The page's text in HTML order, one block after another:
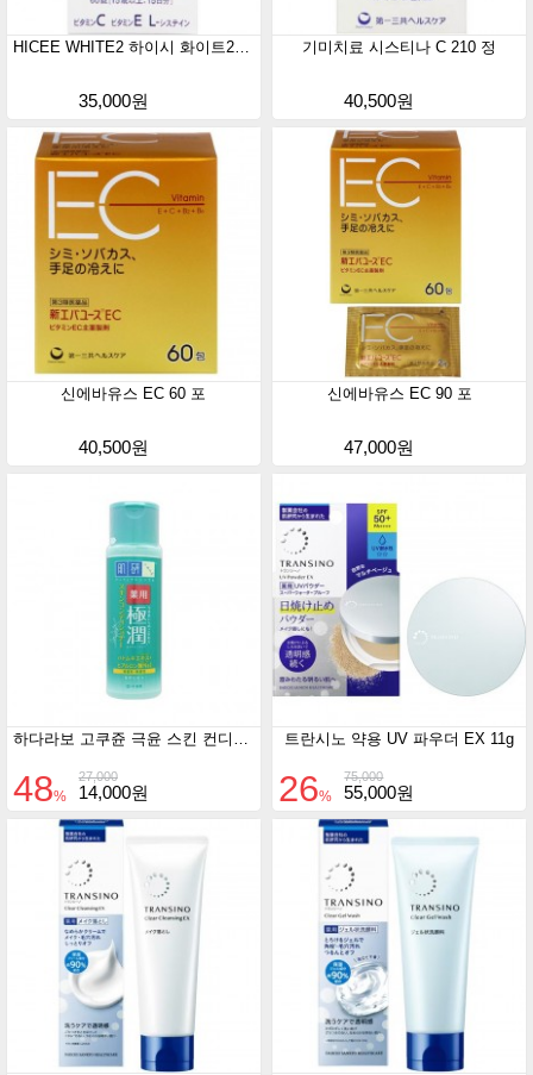
HICEE WHITE2 하이시 화이트2 60정
35,000원
기미치료 시스티나 C 210 정
40,500원
신에바유스 EC 60 포
40,500원
신에바유스 EC 90 포
47,000원
하다라보 고쿠쥰 극윤 스킨 컨디셔너170ml
27,000
48% 14,000원
트란시노 약용 UV 파우더 EX 11g
75,000
26% 55,000원